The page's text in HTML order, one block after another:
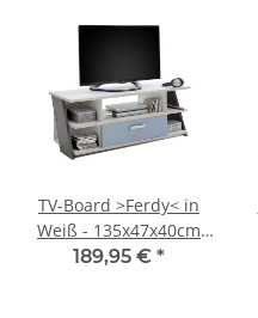
TV-Board >Ferdy< in
Weiß - 135x47x40cm
(BxHxT)
189,95 € *